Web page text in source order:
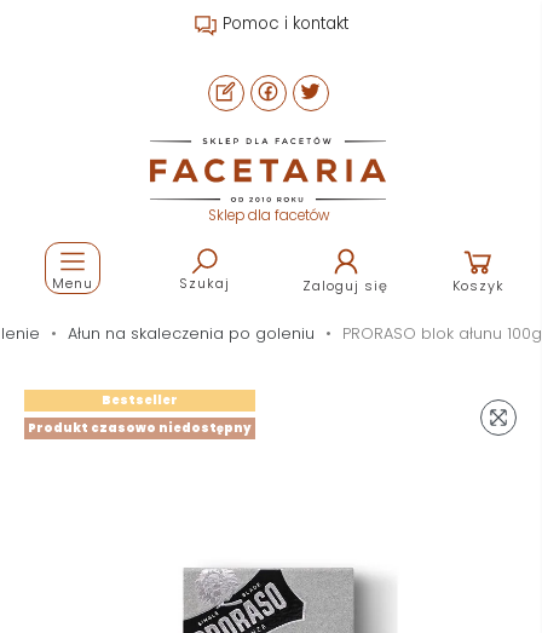
Pomoc i kontakt
Sklep dla facetów
Szukaj Zaloguj się Koszyk
Menu
Ałun na skaleczenia po goleniu PRORASO blok ałunu 100g
Produkt czasowo niedostępny
Bestseller